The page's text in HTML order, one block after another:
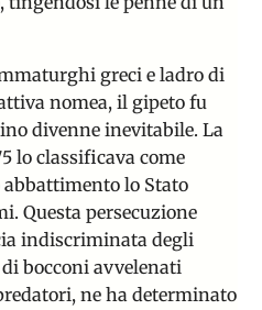
greci e ladro di
nomea, il gipeto fu
divenne inevitabile. La
lo classificava come
abbattimento lo Stato
Questa persecuzione
indiscriminata degli
bocconi avvelenati
ne ha determinato